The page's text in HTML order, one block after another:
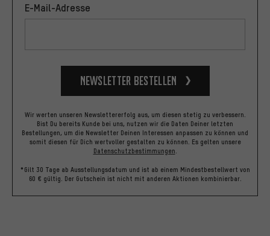
E-Mail-Adresse
Newsletter bestellen
Wir werten unseren Newslettererfolg aus, um diesen stetig zu verbessern.
Bist Du bereits Kunde bei uns, nutzen wir die Daten Deiner letzten
Bestellungen, um die Newsletter Deinen Interessen anpassen zu können und
somit diesen für Dich wertvoller gestalten zu können. Es gelten unsere
Datenschutzbestimmungen.
*Gilt 30 Tage ab Ausstellungsdatum und ist ab einem Mindestbestellwert von
60 € gültig. Der Gutschein ist nicht mit anderen Aktionen kombinierbar.